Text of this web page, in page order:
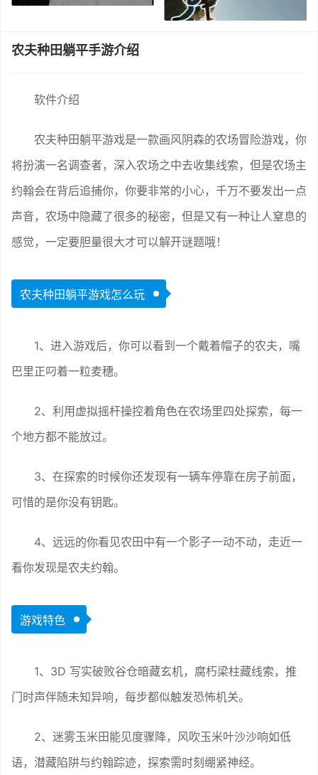
农夫种田躺平手游介绍
软件介绍
农夫种田躺平游戏是一款画风阴森的农场冒险游戏，你
将扮演一名调查者，深入农场之中去收集线索，但是农场主
约翰会在背后追捕你，你要非常的小心，千万不要发出一点
声音，农场中隐藏了很多的秘密，但是又有一种让人窒息的
感觉，一定要胆量很大才可以解开谜题哦！
农夫种田躺平游戏怎么玩
1、进入游戏后，你可以看到一个戴着帽子的农夫，嘴
巴里正叼着一粒麦穗。
2、利用虚拟摇杆操控着角色在农场里四处探索，每一
个地方都不能放过。
3、在探索的时候你还发现有一辆车停靠在房子前面，
可惜的是你没有钥匙。
4、远远的你看见农田中有一个影子一动不动，走近一
看你发现是农夫约翰。
游戏特色
1、3D 写实破败谷仓暗藏玄机，腐朽梁柱藏线索，推
门时声伴随未知异响，每步都似触发恐怖机关。
2、迷雾玉米田能见度骤降，风吹玉米叶沙沙响如低
语，潜藏陷阱与约翰踪迹，探索需时刻绷紧神经。